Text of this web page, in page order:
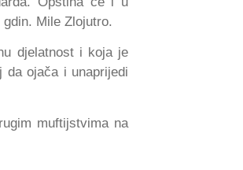
Mile Zlojutro.
djelatnost i koja je
da ojača i unaprijedi
muftijstvima na